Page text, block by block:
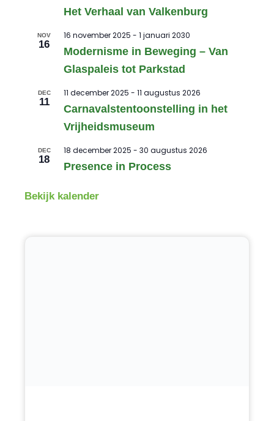
Het Verhaal van Valkenburg
NOV
16
16 november 2025 - 1 januari 2030
Modernisme in Beweging – Van
Glaspaleis tot Parkstad
DEC
11
11 december 2025 - 11 augustus 2026
Carnavalstentoonstelling in het
Vrijheidsmuseum
DEC
18
18 december 2025 - 30 augustus 2026
Presence in Process
Bekijk kalender